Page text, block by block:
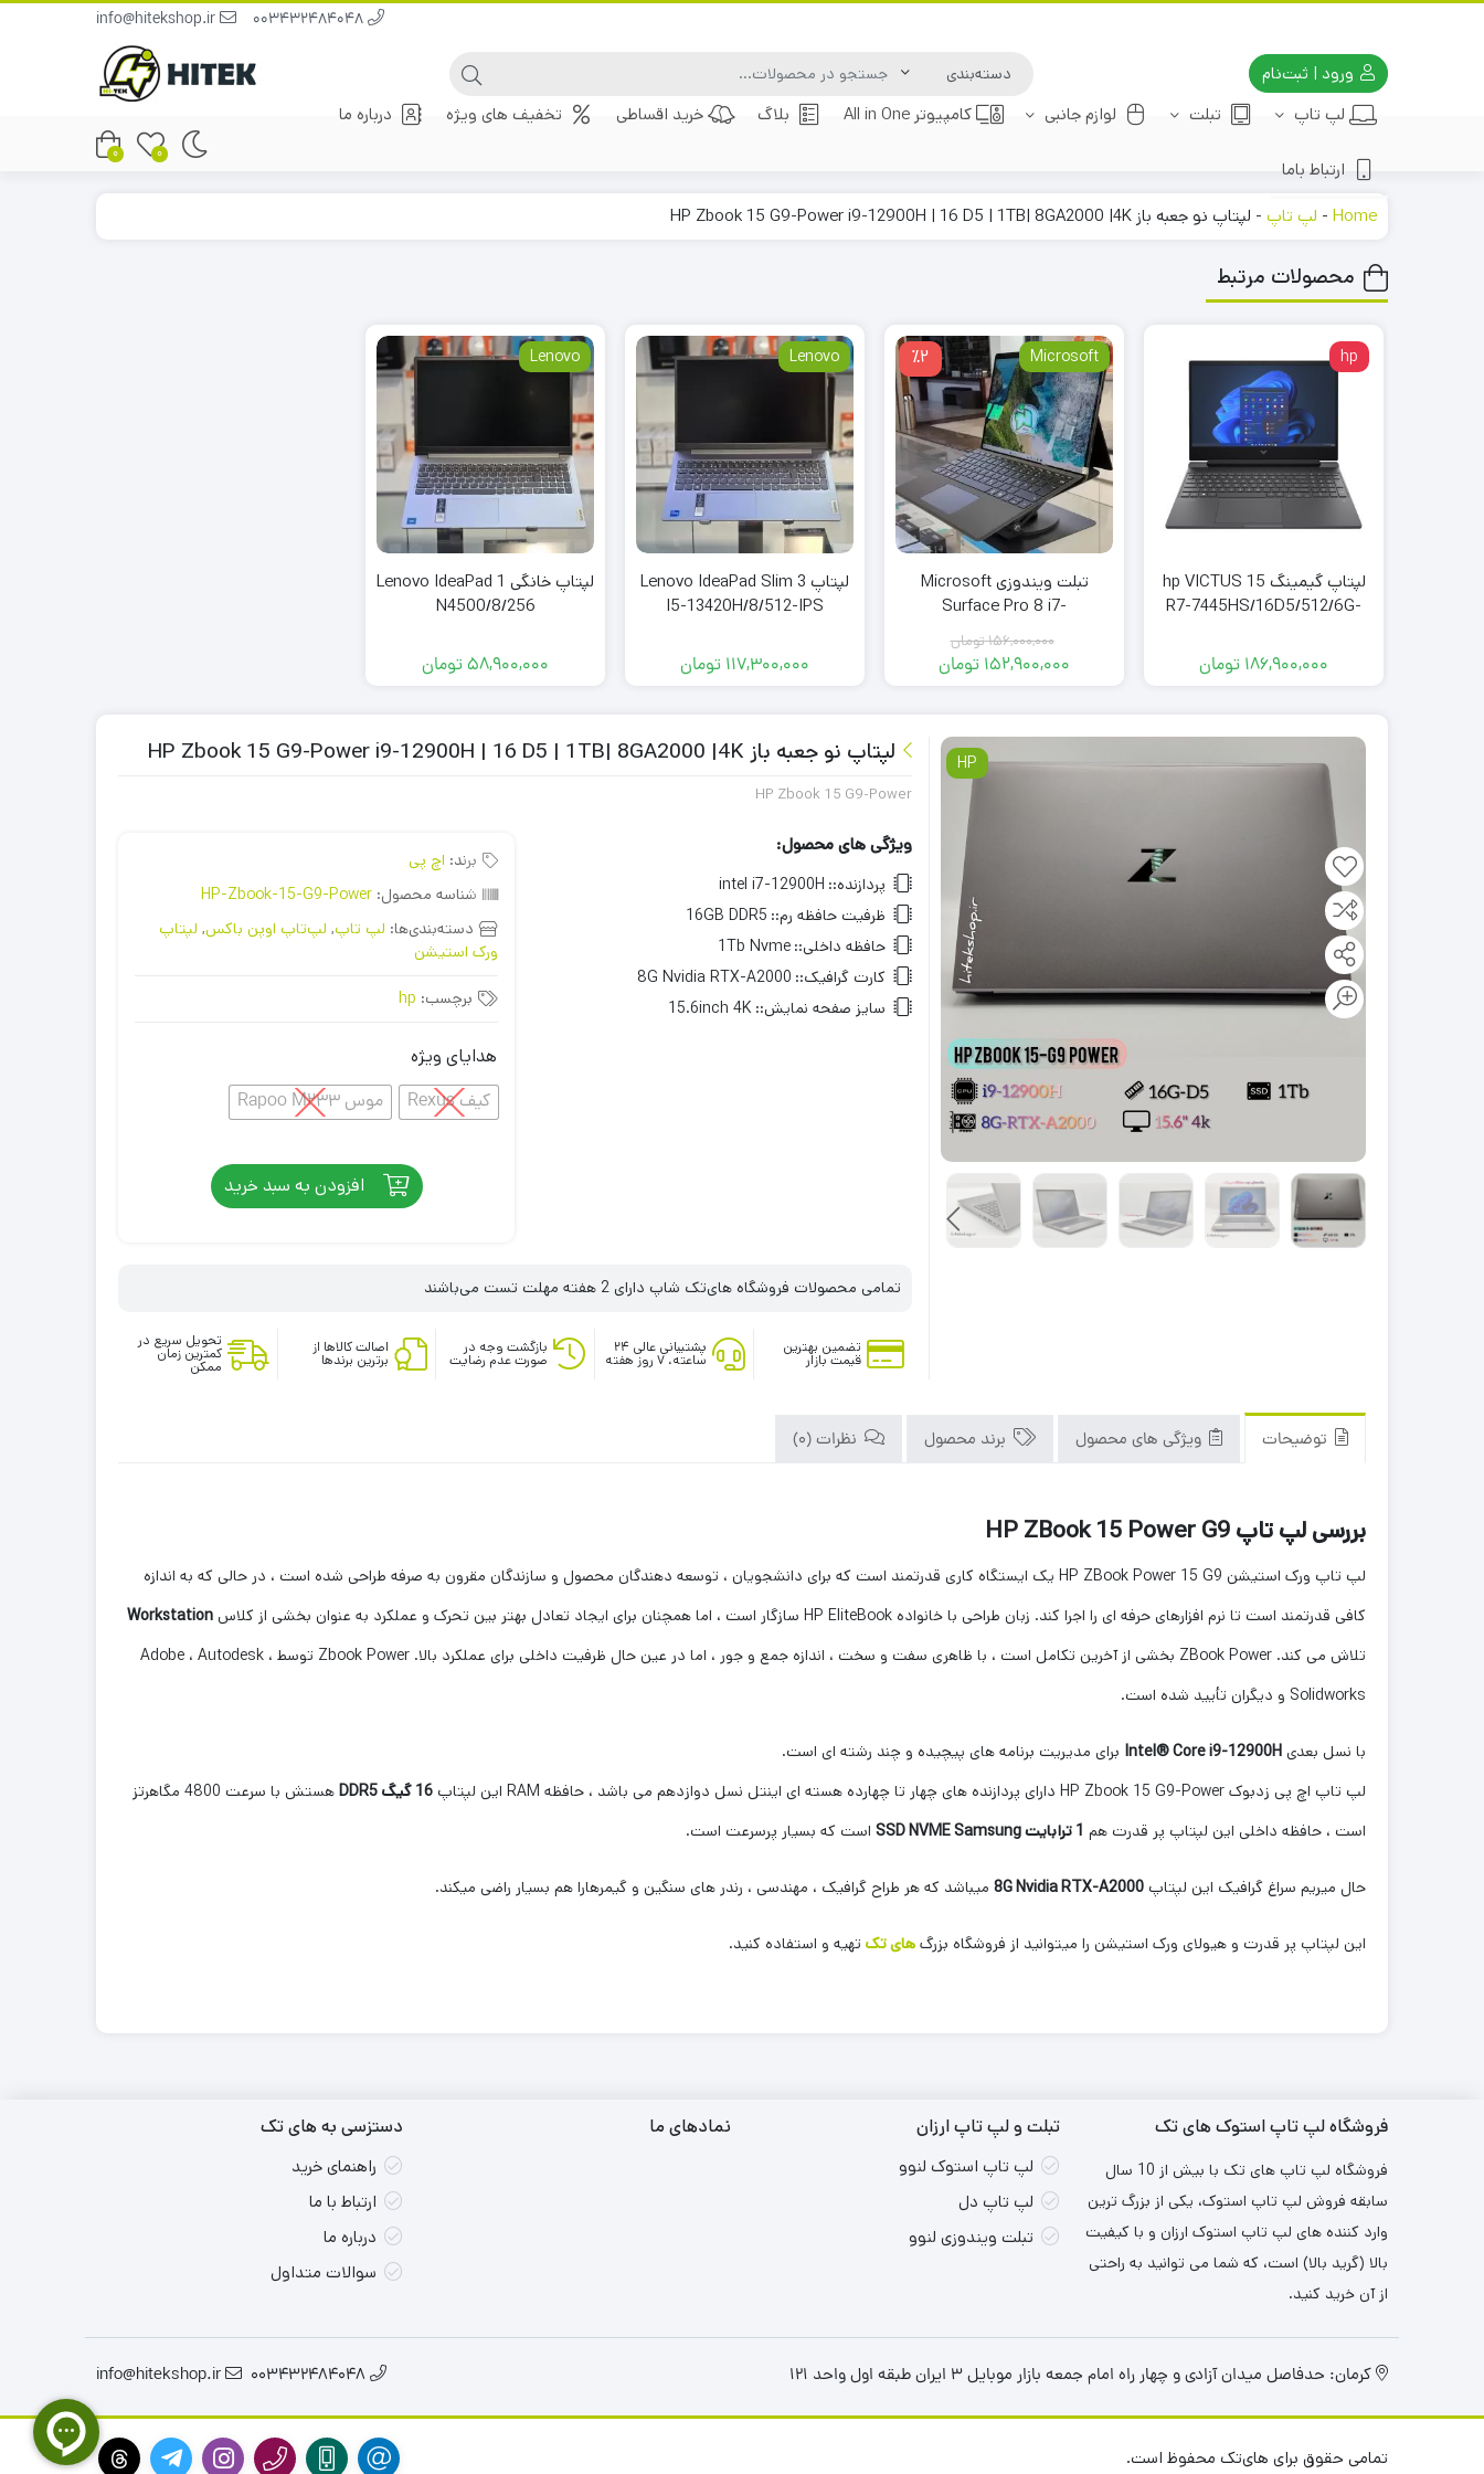
ورود | ثبت‌نام
لپ تاپ
تبلت لوازم جانبی کامپیوتر All in One بلاگ خرید اقساطی تخفیف های ویژه درباره ما
ارتباط باما
0
0
Home
- لپ تاپ - لپتاپ نو جعبه باز HP Zbook 15 G9-Power i9-12900H | 16 D5 | 1TB| 8GA2000 |4K
محصولات مرتبط
hp
لپتاپ گیمینگ hp VICTUS 15
R7-7445HS/16D5/512/6G-
186,900,000 تومان
٪2 Microsoft
تبلت ویندوزی Microsoft
Surface Pro 8 i7-
1185/16/256
156,000,000تومان
قیمت
بود.
152,900,000 تومان
قیمت
Lenovo
لپتاپ Lenovo IdeaPad Slim 3
I5-13420H/8/512-IPS
117,300,000 تومان
Lenovo
لپتاپ خانگی Lenovo IdeaPad 1
N4500/8/256
58,900,000تومان
HP لپتاپ نو جعبه باز HP Zbook 15 G9-Power i9-12900H | 16 D5 | 1TB| 8GA2000 |4K
HP Zbook 15 G9-Power
ویژگی های محصول:
پردازنده:: intel i7-12900H
ظرفیت حافظه رم:: 16GB DDR5
حافظه داخلی:: 1Tb Nvme
کارت گرافیک:: 8G Nvidia RTX-A2000
سایز صفحه نمایش:: 15.6inch 4K
برند: اچ پی
شناسه محصول: HP-Zbook-15-G9-Power
دسته‌بندی‌ها: لپ تاپ, لپ‌تاپ اوپن باکس, لپتاپ
ورک استیشن
برچسب: hp
هدایای ویژه
کیف Rexus موس Rapoo M233
افزودن به سبد خرید
تمامی محصولات فروشگاه های‌تک شاپ دارای 2 هفته مهلت تست می‌باشند
تضمین بهترین
قیمت بازار
پشتیبانی عالی ۲۴
ساعته، ۷ روز هفته
بازگشت وجه در
صورت عدم رضایت
اصالت کالاها از
برترین برندها
تحویل سریع در
کمترین زمان
ممکن
توضیحات ویژگی های محصول برند محصول نظرات (0)
بررسی لپ ‌تاپ HP ZBook 15 Power G9
لپ تاپ ورک استیشن HP ZBook Power 15 G9 یک ایستگاه کاری قدرتمند است که برای دانشجویان ، توسعه دهندگان محصول و سازندگان مقرون به صرفه طراحی شده است ، در حالی که به اندازه
کافی قدرتمند است تا نرم افزارهای حرفه ای را اجرا کند. زبان طراحی با خانواده HP EliteBook سازگار است ، اما همچنان برای ایجاد تعادل بهتر بین تحرک و عملکرد به عنوان بخشی از کلاس
Workstation
تلاش می کند. ZBook Power بخشی از آخرین تکامل است ، با ظاهری سفت و سخت ، اندازه جمع و جور ، اما در عین حال ظرفیت داخلی برای عملکرد بالا. Zbook Power توسط Adobe ، Autodesk ،
Solidworks و دیگران تأیید شده است.
با نسل بعدی Intel® Core i9-12900H برای مدیریت برنامه های پیچیده و چند رشته ای است.
لپ ‌تاپ اچ پی زدبوک HP Zbook 15 G9-Power دارای پردازنده های چهار تا چهارده هسته ای اینتل نسل دوازدهم می باشد ، حافظه RAM این لپتاپ
16 گیگ DDR5
هستش با سرعت 4800 مگاهرتز
است ، حافظه داخلی این لپتاپ پر قدرت هم 1 ترابایت SSD NVME Samsung است که بسیار پرسرعت است.
حال میریم سراغ گرافیک این لپتاپ 8G Nvidia RTX-A2000 میباشد که هر طراح گرافیک ، مهندسی ، رندر های سنگین و گیمرهارا هم بسیار راضی میکند.
این لپتاپ پر قدرت و هیولای ورک استیشن را میتوانید از فروشگاه بزرگ های تک تهیه و استفاده کنید.
فروشگاه لپ تاپ استوک های تک
فروشگاه لپ تاپ های تک با بیش از 10 سال
سابقه فروش لپ تاپ استوک، یکی از بزرگ ترین
وارد کننده های لپ تاپ استوک ارزان و با کیفیت
بالا (گرید بالا) است، که شما می توانید به راحتی
از آن خرید کنید.
تبلت و لپ تاپ ارزان
لپ تاپ استوک لنوو
لپ تاپ دل
تبلت ویندوزی لنوو
نمادهای ما دستزسی به های تک
راهنمای خرید
ارتباط با ما
درباره ما
سوالات متداول
کرمان: حدفاصل میدان آزادی و چهار راه امام جمعه بازار موبایل ۳ ایران طبقه اول واحد ۱۲۱ 003432484048
info@hitekshop.ir
تمامی حقوق برای های‌تک محفوظ است.